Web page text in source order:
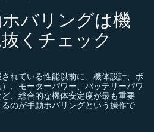
バリングは機
くチェック
れている性能以前に、機体設計、ボ
、モーターパワー、バッテリーパワ
、総合的な機体安定度が最も重要
のが手動ホバリングという操作で